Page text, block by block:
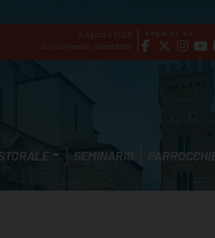
8 Agosto 2026
San Domenico, sacerdote
seguici su
SEMINARIO